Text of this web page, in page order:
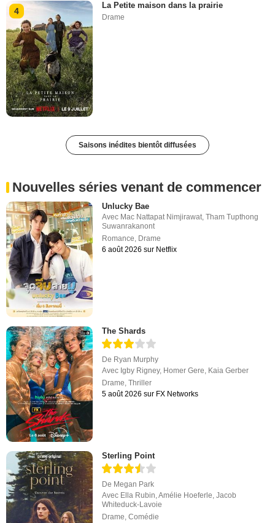
4
La Petite maison dans la prairie
Drame
Saisons inédites bientôt diffusées
Nouvelles séries venant de commencer
Unlucky Bae
Avec Mac Nattapat Nimjirawat ,Tham Tupthong
Suwanrakanont
Romance Drame
6 août 2026 sur Netflix
The Shards
De Ryan Murphy
Avec Igby Rigney, Homer Gere, Kaia Gerber
Drame,Thriller
5 août 2026 sur FX Networks
Sterling Point
De Megan Park
Avec Ella Rubin,Amélie Hoeferle,Jacob
Whiteduck-Lavoie
Drame,Comédie